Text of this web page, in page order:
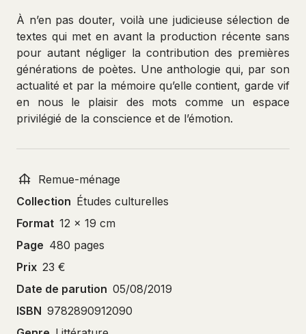
À n’en pas douter, voilà une judicieuse sélection de
textes qui met en avant la production récente sans
pour autant négliger la contribution des premières
générations de poètes. Une anthologie qui, par son
actualité et par la mémoire qu’elle contient, garde vif
en nous le plaisir des mots comme un espace
privilégié de la conscience et de l’émotion.
Remue-ménage
Collection Études culturelles
Format 12 x 19 cm
Page 480 pages
Prix 23 €
Date de parution 05/08/2019
ISBN 9782890912090